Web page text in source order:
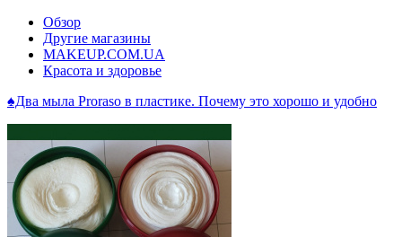
Обзор
Другие магазины
MAKEUP.COM.UA
Красота и здоровье
♠Два мыла Proraso в пластике. Почему это хорошо и удобно